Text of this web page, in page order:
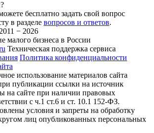
бесплатно задать свой вопрос
в разделе вопросов и ответов.
− 2026
малого бизнеса в России
Техническая поддержка сервиса
Политика конфиденциальности
использование материалов сайта
публикации ссылки на источник
на сайте при наличии правовых
с ч.1 ст.6 и ст. 10.1 152-ФЗ.
условия и запреты на обработку
лиц опубликованных персональных